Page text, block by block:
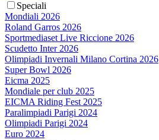
Speciali
Mondiali 2026
Roland Garros 2026
Sportmediaset Live Riccione 2026
Scudetto Inter 2026
Olimpiadi Invernali Milano Cortina 2026
Super Bowl 2026
Eicma 2025
Mondiale per club 2025
EICMA Riding Fest 2025
Paralimpiadi Parigi 2024
Olimpiadi Parigi 2024
Euro 2024